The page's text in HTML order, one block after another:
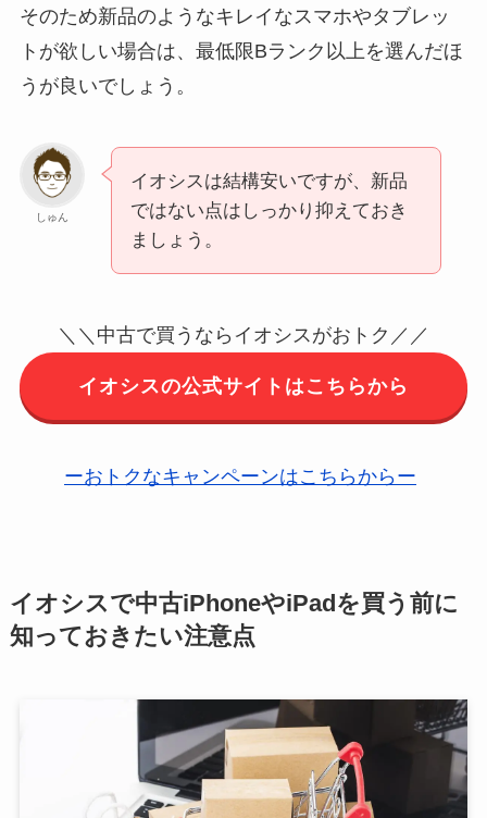
そのため新品のようなキレイなスマホやタブレッ
トが欲しい場合は、最低限Bランク以上を選んだほ
うが良いでしょう。
しゅん
イオシスは結構安いですが、新品
ではない点はしっかり抑えておき
ましょう。
＼＼中古で買うならイオシスがおトク／／
イオシスの公式サイトはこちらから
ーおトクなキャンペーンはこちらからー
イオシスで中古iPhoneやiPadを買う前に
知っておきたい注意点